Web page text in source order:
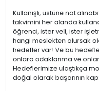
Kullanışlı, üstüne not
takvimini her alanda
öğrenci, ister veli, ister
hangi meslekten olursak
hedefler var! Ve bu
onlara odaklanma ve onlara
Hedeflerimize ulaştıkça
doğal olarak başarının